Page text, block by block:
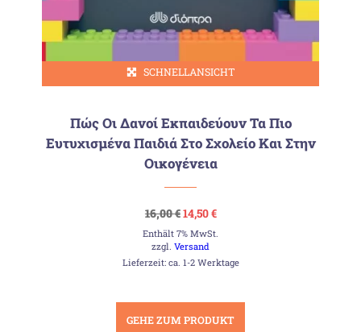
SCHNELLANSICHT
Πώς Οι Δανοί Εκπαιδεύουν Τα Πιο
Ευτυχισμένα Παιδιά Στο Σχολείο Και Στην
Οικογένεια
16,00€Ursprünglicher
Preis
war:
16,00 €
14,50€Aktueller
ist:
Enthält 7% MwSt.
zzgl.Versand
Lieferzeit: ca. 1-2 Werktage
GEHE ZUM PRODUKT